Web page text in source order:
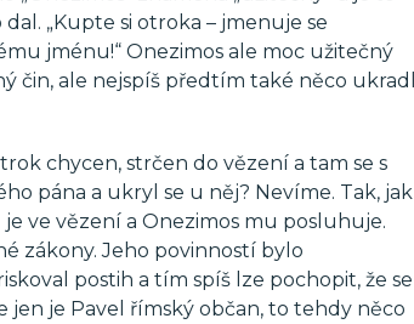
„Kupte si otroka – jmenuje se
jménu!“ Onezimos ale moc užitečný
čin, ale nejspíš předtím také něco ukradl
chycen, strčen do vězení a tam se s
pána a ukryl se u něj? Nevíme. Tak, jak
ve vězení a Onezimos mu posluhuje.
zákony. Jeho povinností bylo
postih a tím spíš lze pochopit, že se
jen je Pavel římský občan, to tehdy něco